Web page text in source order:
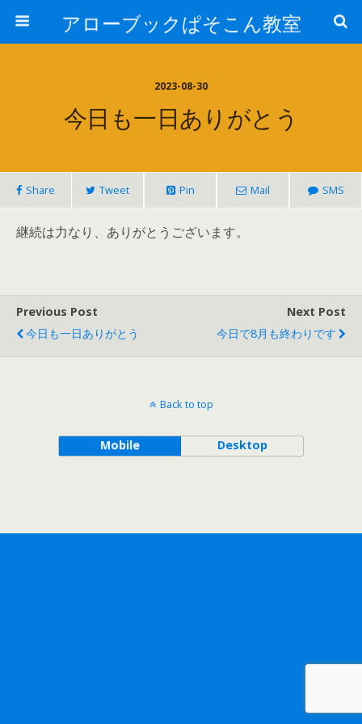
アローブックぱそこん教室
2023-08-30
今日も一日ありがとう
Share Tweet Pin Mail SMS
継続は力なり、ありがとうございます。
Previous Post
今日も一日ありがとう
Next Post
今日で8月も終わりです
Back to top
Mobile Desktop